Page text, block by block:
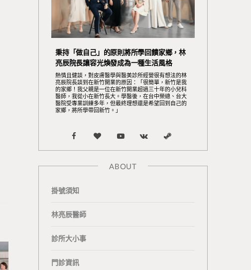
秉持「做自己」的原則將所學回饋家鄉，林
亮辰院長讓容光煥發成為一種生活風格
熱情且健談，對皮膚醫學與醫美診所經營很有想法的林
亮辰院長談到在新竹開業的原因：「很簡單，新竹是我
的家鄉！我父親是一位在新竹開業超過三十年的小兒科
醫師，我從小在新竹長大。學醫後，在台中榮總、台大
醫院受專業訓練多年，但最終理想還是希望回到自己的
家鄉，將所學帶回新竹。」
F
a
e
b
k
B
l
Y
o
u
V
K
S
t
ABOUT
掛號須知
林亮辰醫師
診所大小事
門診資訊